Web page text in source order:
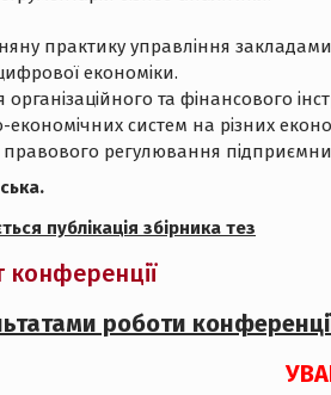
практику управління
економіки.
та фінансового
систем на різних
правового регулювання
публікація збірника тез
роботи